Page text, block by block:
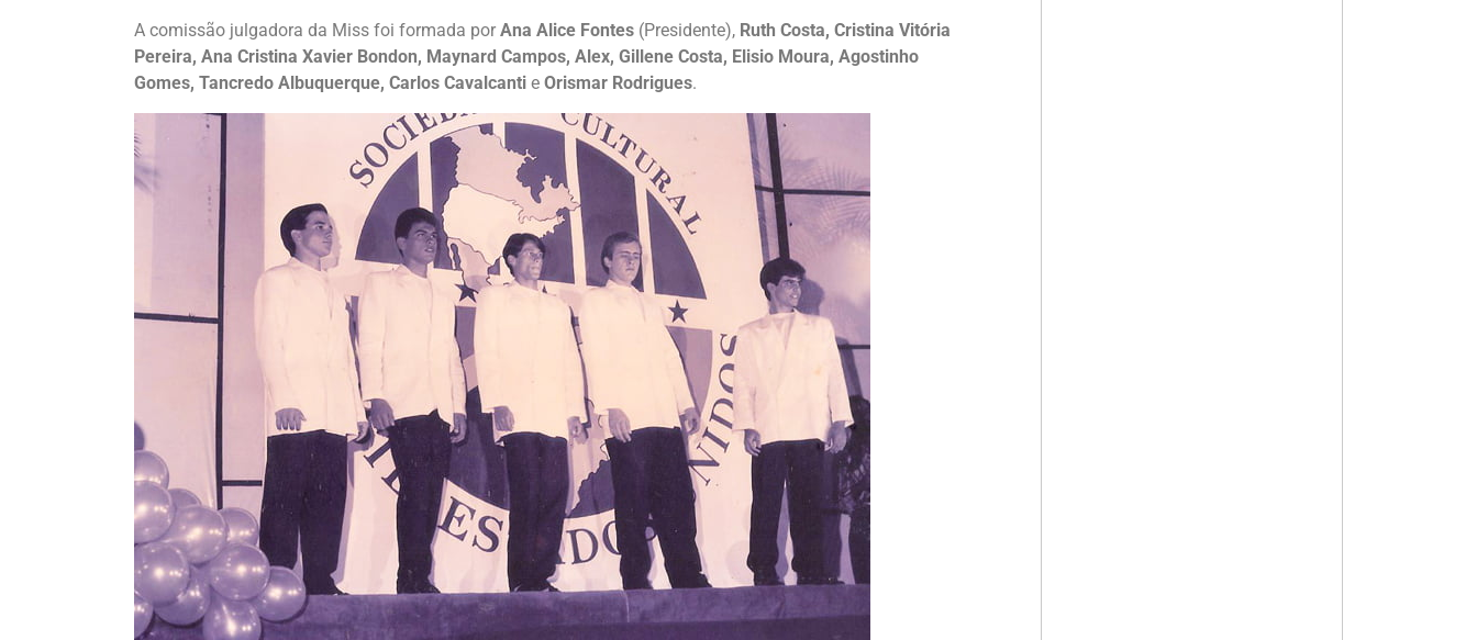
A comissão julgadora da Miss foi formada por Ana Alice Fontes (Presidente), Ruth Costa, Cristina Vitória
Pereira, Ana Cristina Xavier Bondon, Maynard Campos, Alex, Gillene Costa, Elisio Moura, Agostinho
Gomes, Tancredo Albuquerque, Carlos Cavalcanti e Orismar Rodrigues.